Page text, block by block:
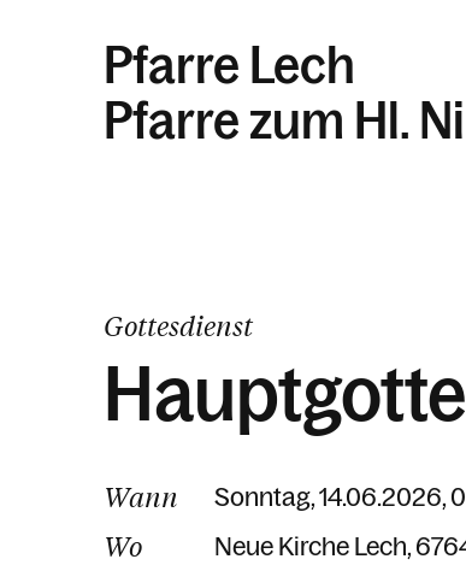
Pfarre Lech
Pfarre zum Hl.
Gottesdienst
Wann Sonntag, 14.06.2026,
Wo Neue Kirche Lech